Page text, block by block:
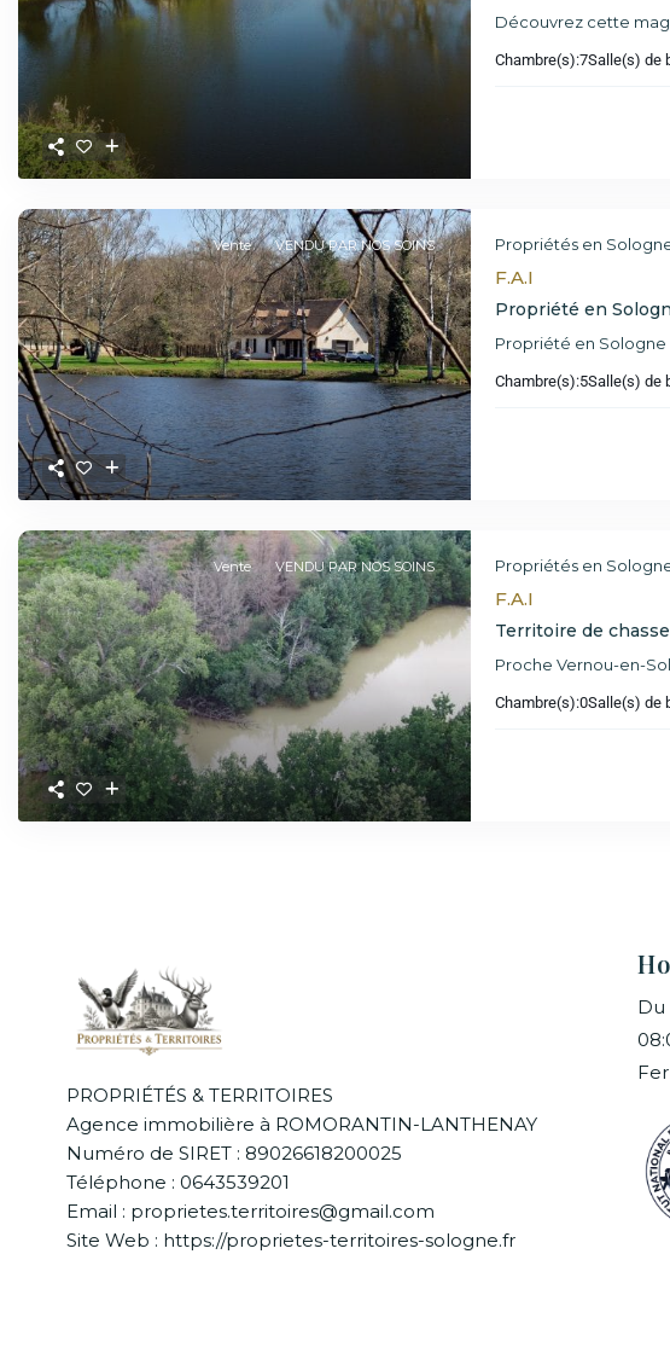
Découvrez cette
Chambre(s):7Salle(s) de
Vente VENDU PAR NOS SOINS Propriétés en
F.A.I
Propriété en
Propriété en Sologne
Chambre(s):5Salle(s) de
Vente VENDU PAR NOS SOINS Propriétés en
F.A.I
Territoire de
Proche Vernou-en-
Chambre(s):0Salle(s) de
PROPRIÉTÉS & TERRITOIRES
Agence immobilière à ROMORANTIN-LANTHENAY
Numéro de SIRET : 89026618200025
Téléphone : 0643539201
Email : proprietes.territoires@gmail.com
Site Web : https://proprietes-territoires-sologne.fr
Du